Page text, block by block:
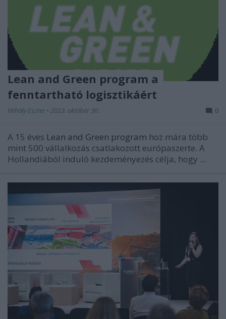
Lean and Green program a
fenntartható logisztikáért
Mihály Eszter • 2023. október 30. 0
A 15 éves Lean and Green program hoz mára több
mint 500 vállalkozás csatlakozott európaszerte. A
Hollandiából induló kezdeményezés célja, hogy ...